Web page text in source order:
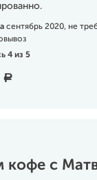
сентябрь 2020, не
4 из 5
a
кофе с